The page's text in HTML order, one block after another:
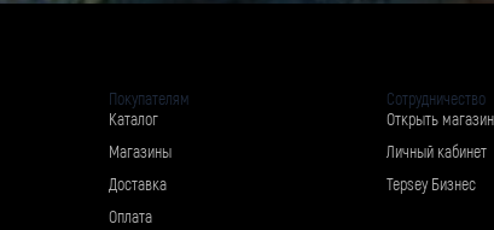
Покупателям
Каталог
Магазины
Доставка
Оплата
Сотрудничество
Открыть магазин
Личный кабинет
Tepsey Бизнес